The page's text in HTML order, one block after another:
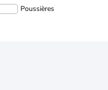
Poussières